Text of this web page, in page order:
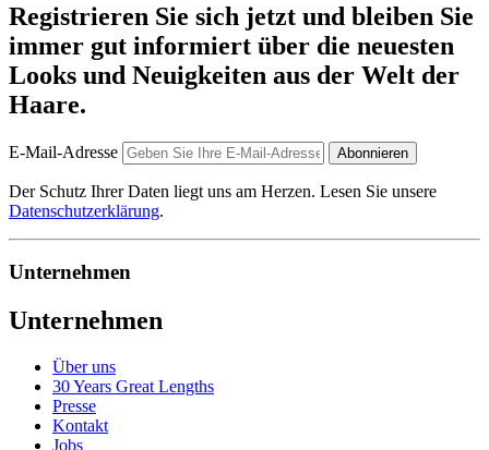
Registrieren Sie sich jetzt und bleiben Sie
immer gut informiert über die neuesten
Looks und Neuigkeiten aus der Welt der
Haare.
E-Mail-Adresse Abonnieren
Der Schutz Ihrer Daten liegt uns am Herzen. Lesen Sie unsere
Datenschutzerklärung.
Unternehmen
Unternehmen
Über uns
30 Years Great Lengths
Presse
Kontakt
Jobs